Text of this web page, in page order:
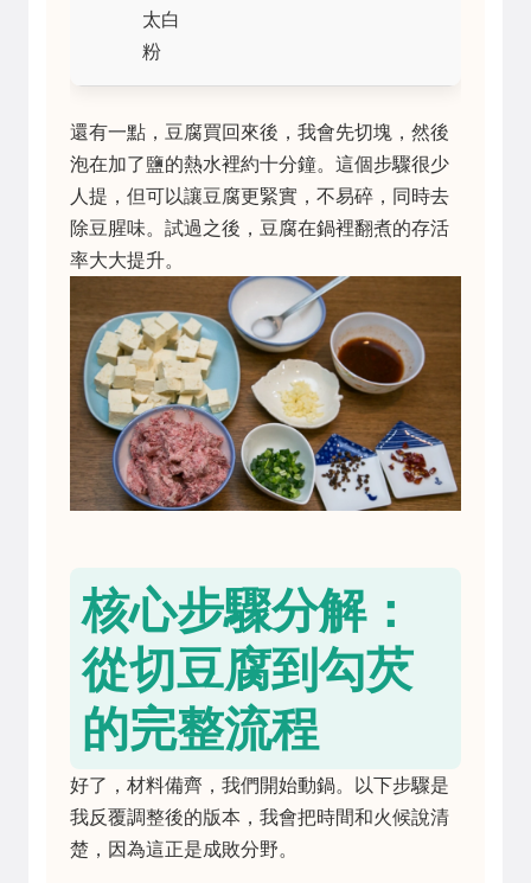
太白
粉
還有一點，豆腐買回來後，我會先切塊，然後
泡在加了鹽的熱水裡約十分鐘。這個步驟很少
人提，但可以讓豆腐更緊實，不易碎，同時去
除豆腥味。試過之後，豆腐在鍋裡翻煮的存活
率大大提升。
核心步驟分解：
從切豆腐到勾芡
的完整流程
好了，材料備齊，我們開始動鍋。以下步驟是
我反覆調整後的版本，我會把時間和火候說清
楚，因為這正是成敗分野。